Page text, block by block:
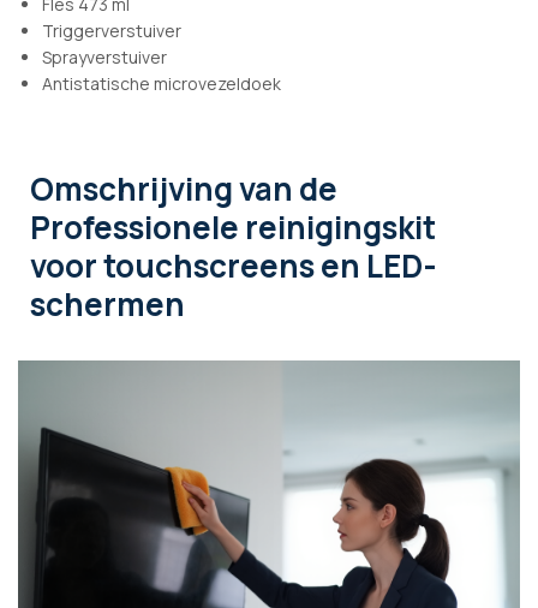
Triggerverstuiver
Sprayverstuiver
Antistatische microvezeldoek
Omschrijvingvan de
Professionele reinigingskit
voor touchscreens en LED-
schermen